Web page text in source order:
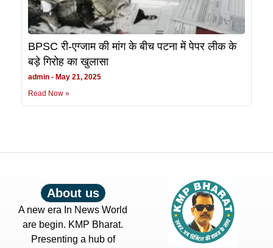
BPSC री-एग्जाम की मांग के बीच पटना में पेपर लीक के
बड़े गिरोह का खुलासा
admin
May 21, 2025
Read Now »
About us
A new era In News World
are begin. KMP Bharat.
Presenting a hub of